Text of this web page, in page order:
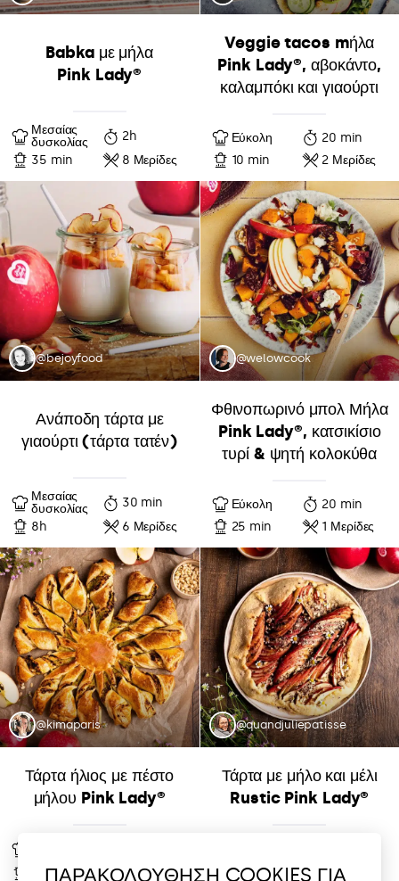
Babka με μήλα
Pink Lady®
Μεσαίας
δυσκολίας
2h
35 min
8 Μερίδες
Veggie tacos mήλα
Pink Lady®, αβοκάντο,
καλαμπόκι και γιαούρτι
Εύκολη
20 min
10 min
2 Μερίδες
Ανάποδη τάρτα με
γιαούρτι (τάρτα τατέν)
@bejoyfood
Μεσαίας
δυσκολίας
30 min
8h
6 Μερίδες
Φθινοπωρινό μπολ Μήλα
Pink Lady®, κατσικίσιο
τυρί & ψητή κολοκύθα
@welowcook
Εύκολη
20 min
25 min
1 Μερίδες
Τάρτα ήλιος με πέστο
μήλου Pink Lady®
@kimaparis
25 min
4-6
Τάρτα με μήλο και μέλι
Rustic Pink Lady®
@quandjuliepatisse
35 min
4-6
ΠΑΡΑΚΟΛΟΥΘΗΣΗ COOKIES ΓΙΑ